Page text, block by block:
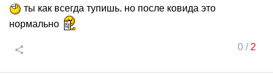
ты как всегда тупишь. но после ковида это
нормально
0/ 2